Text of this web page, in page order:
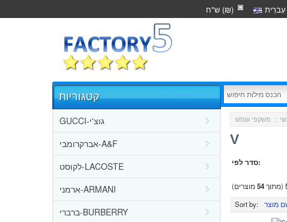
עִברִית ש"ח (₪)
קטגוריות
GUCCI-גוצ'י
אברקרומבי-A&F
לקוסט-LACOSTE
ארמני-ARMANI
ברברי-BURBERRY
:: משקפי שמש
V
סדר לפי:
(מתוך54מוצרים)
Sort by: